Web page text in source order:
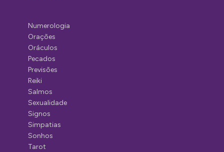
Numerologia
Orações
Oráculos
Pecados
Previsões
Reiki
Salmos
Sexualidade
Signos
Simpatias
Sonhos
Tarot